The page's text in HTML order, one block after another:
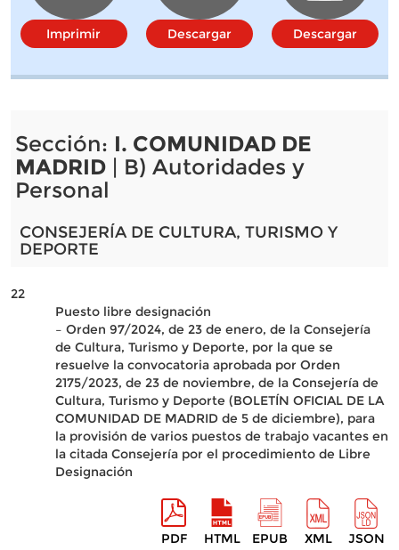
Imprimir Descargar Descargar
Sección: I. COMUNIDAD DE
MADRID| B) Autoridades y
Personal
CONSEJERÍA DE CULTURA, TURISMO Y
DEPORTE
22
Puesto libre designación
– Orden 97/2024, de 23 de enero, de la Consejería
de Cultura, Turismo y Deporte, por la que se
resuelve la convocatoria aprobada por Orden
2175/2023, de 23 de noviembre, de la Consejería de
Cultura, Turismo y Deporte (BOLETÍN OFICIAL DE LA
COMUNIDAD DE MADRID de 5 de diciembre), para
la provisión de varios puestos de trabajo vacantes en
la citada Consejería por el procedimiento de Libre
Designación
PDF HTML EPUB XML JSON